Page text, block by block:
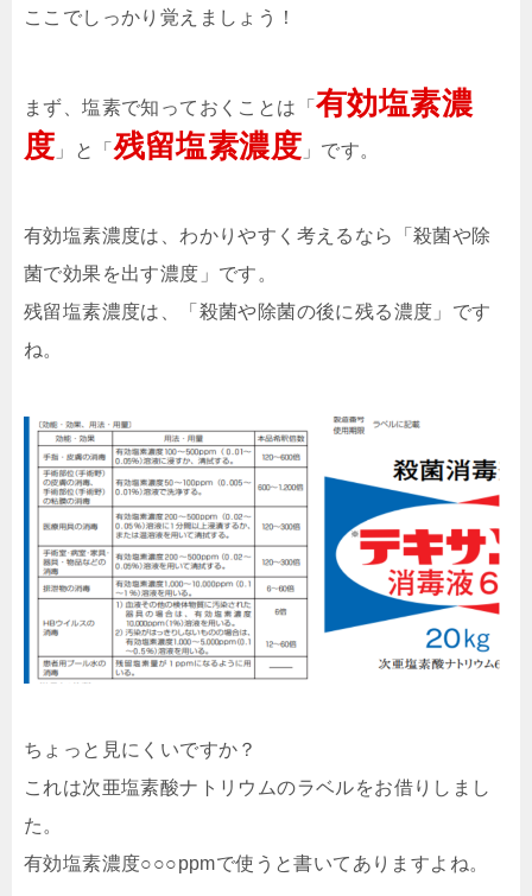
ここでしっかり覚えましょう！
まず、塩素で知っておくことは「 有効塩素濃
度 」と「残留塩素濃度 」です。
有効塩素濃度は、わかりやすく考えるなら「殺菌や除
菌で効果を出す濃度」です。
残留塩素濃度は、「殺菌や除菌の後に残る濃度」です
ね。
ちょっと見にくいですか？
これは次亜塩素酸ナトリウムのラベルをお借りしまし
た。
有効塩素濃度○○○ppmで使うと書いてありますよね。